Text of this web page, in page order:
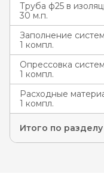
Труба ф25 в
30 м.п.
Заполнение
1 компл.
Опрессовка
1 компл.
Расходные
1 компл.
Итого по разделу